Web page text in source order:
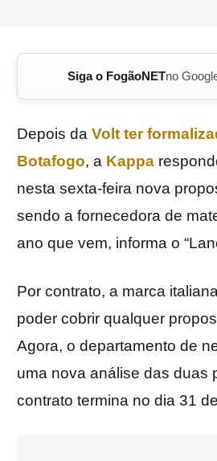
Siga o FogãoNETno
Depois da Volt ter
Botafogo, a Kappa
nesta sexta-feira nova
sendo a fornecedora de
ano que vem, informa o
Por contrato, a marca
poder cobrir qualquer
Agora, o departamento de
uma nova análise das duas
contrato termina no dia 31